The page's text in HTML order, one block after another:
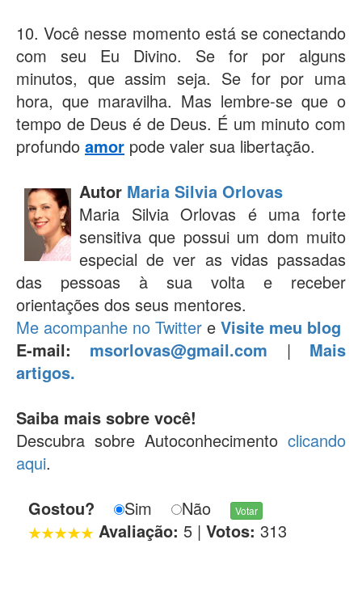
10. Você nesse momento está se conectando
com seu Eu Divino. Se for por alguns
minutos, que assim seja. Se for por uma
hora, que maravilha. Mas lembre-se que o
tempo de Deus é de Deus. É um minuto com
profundo amor pode valer sua libertação.
Autor Maria Silvia Orlovas
Maria Silvia Orlovas é uma forte
sensitiva que possui um dom muito
especial de ver as vidas passadas
das pessoas à sua volta e receber
orientações dos seus mentores.
Me acompanhe no Twitter e Visite meu blog
E-mail:
msorlovas@gmail.com | Mais
artigos.
Saiba mais sobre você!
Descubra sobre Autoconhecimento clicando
aqui.
Gostou?
Sim
Não
Avaliação: 5| Votos: 313